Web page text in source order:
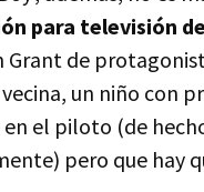
para televisión
Grant de
un niño con
en el piloto (de
pero que hay